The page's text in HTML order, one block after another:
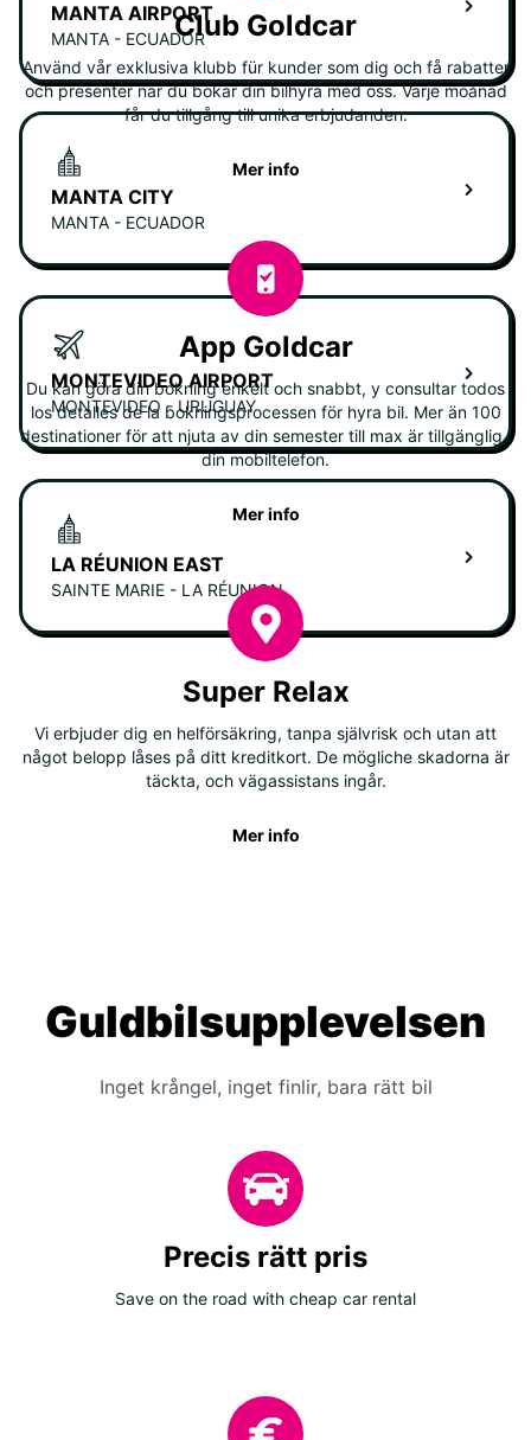
MANTA AIRPORT
MANTA - ECUADOR
MANTA CITY
MANTA - ECUADOR
MONTEVIDEO AIRPORT
MONTEVIDEO - URUGUAY
LA RÉUNION EAST
SAINTE MARIE - LA RÉUNION
Club Goldcar
Använd vår exklusiva klubb für kunder som dig och få rabatter
och presenter när du bokar din bilhyra med oss. Varje moånad
får du tillgång till unika erbjudanden.
Mer info
App Goldcar
Du kan göra din bokning enkelt och snabbt, y consultar todos
los detalles de la bokningsprocessen för hyra bil. Mer än 100
destinationer för att njuta av din semester till max är tillgänglig i
din mobiltelefon.
Mer info
Super Relax
Vi erbjuder dig en helförsäkring, tanpa självrisk och utan att
något belopp låses på ditt kreditkort. De mögliche skadorna är
täckta, och vägassistans ingår.
Mer info
Guldbilsupplevelsen
Inget krångel, inget finlir, bara rätt bil
Precis rätt pris
Save on the road with cheap car rental